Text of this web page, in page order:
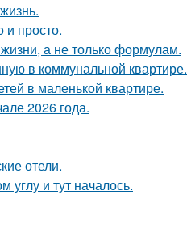
и просто.
а не только формулам.
в коммунальной квартире.
в маленькой квартире.
2026 года.
отели.
углу и тут началось.